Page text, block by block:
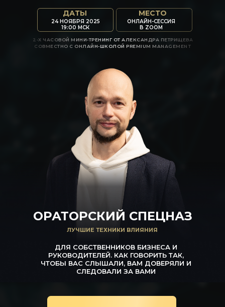
2-Х ЧАСОВОЙ МИНИ-ТРЕНИНГ ОТ АЛЕКСАНДРА ПЕТРИЩЕВА
СОВМЕСТНО С ОНЛАЙН-ШКОЛОЙ PREMIUM MANAGEMENT
ЛУЧШИЕ ТЕХНИКИ ВЛИЯНИЯ
ОРАТОРСКИЙ СПЕЦНАЗ
ДЛЯ СОБСТВЕННИКОВ БИЗНЕСА И
РУКОВОДИТЕЛЕЙ. КАК ГОВОРИТЬ ТАК,
ЧТОБЫ ВАС СЛЫШАЛИ, ВАМ ДОВЕРЯЛИ И
СЛЕДОВАЛИ ЗА ВАМИ
24 НОЯБРЯ 2025
19:00 МСК
МЕСТО
ДАТЫ
ОНЛАЙН-СЕССИЯ
В ZOOM
ОРАТОРСКОЕ МАСТЕРСТВО
ЖИЗНИ И ПОМОЖЕТ: